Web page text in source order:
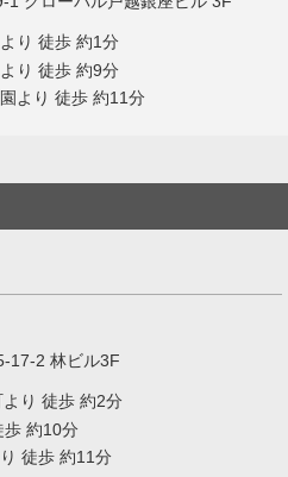
り 徒歩 約1分
り 徒歩 約9分
より 徒歩 約11分
17-2 林ビル3F
り 徒歩 約2分
歩 約10分
徒歩 約11分